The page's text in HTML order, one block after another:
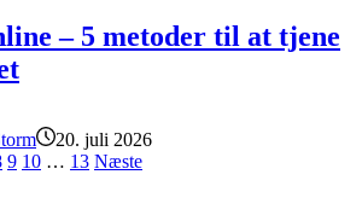
– 5 metoder til at tjene
20. juli 2026
9 10 … 13 Næste